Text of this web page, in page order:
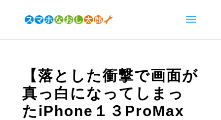
【落とした衝撃で画面が
真っ白になってしまっ
たiPhone１３ProMax